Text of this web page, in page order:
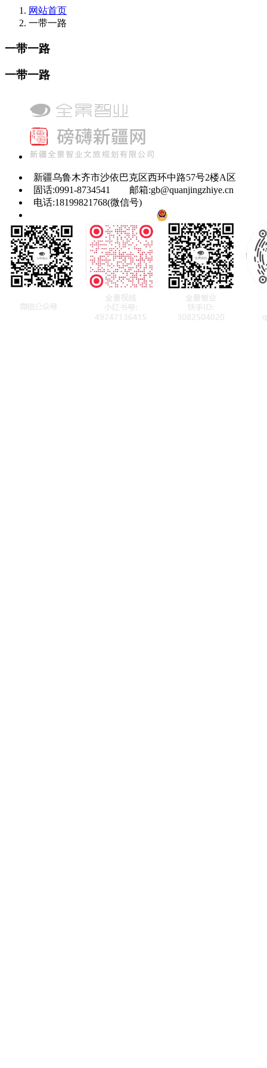
网站首页
一带一路
一带一路
一带一路
新疆乌鲁木齐市沙依巴克区西环中路57号2楼A区
固话:0991-8734541
邮箱:gb@quanjingzhiye.cn
电话:18199821768(微信号)